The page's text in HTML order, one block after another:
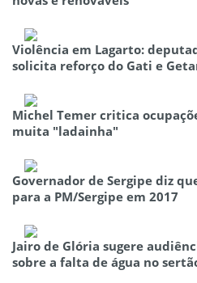
Violência em Lagarto:
solicita reforço do Gati e
Michel Temer critica
muita "ladainha"
Governador de Sergipe diz
para a PM/Sergipe em 2017
Jairo de Glória sugere
sobre a falta de água no